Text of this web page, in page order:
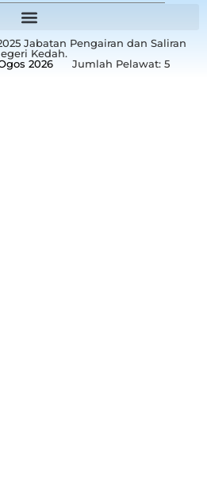
Jabatan Pengairan dan Saliran
Kedah.
2026 Jumlah Pelawat: 5